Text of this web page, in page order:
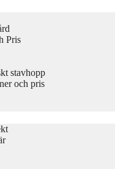
Pris
stavhopp
och pris